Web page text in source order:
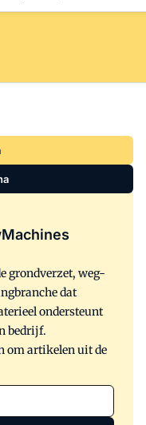
grondverzet, weg-
dat
ondersteunt
bedrijf.
om artikelen uit de